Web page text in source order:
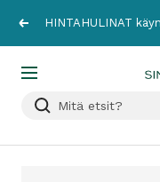
sisältöön
EdellinenHINTAHULINAT
Navigaatio